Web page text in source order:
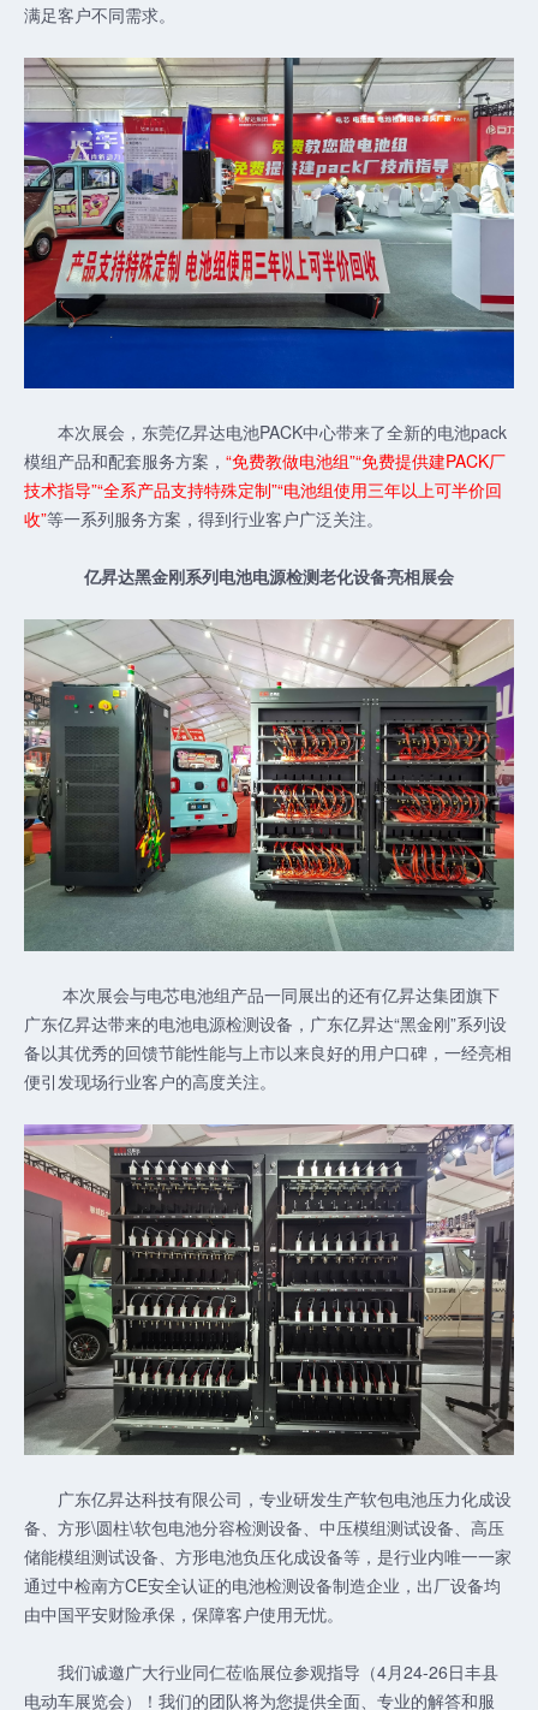
满足客户不同需求。
本次展会，东莞亿昇达电池PACK中心带来了全新的电池pack
模组产品和配套服务方案， “免费教做电池组”“免费提供建PACK厂
技术指导”“全系产品支持特殊定制”“电池组使用三年以上可半价回
收”等一系列服务方案，得到行业客户广泛关注。
亿昇达黑金刚系列电池电源检测老化设备亮相展会
本次展会与电芯电池组产品一同展出的还有亿昇达集团旗下
广东亿昇达带来的电池电源检测设备，广东亿昇达“黑金刚”系列设
备以其优秀的回馈节能性能与上市以来良好的用户口碑，一经亮相
便引发现场行业客户的高度关注。
广东亿昇达科技有限公司，专业研发生产软包电池压力化成设
备、方形\圆柱\软包电池分容检测设备、中压模组测试设备、高压
储能模组测试设备、方形电池负压化成设备等，是行业内唯一一家
通过中检南方CE安全认证的电池检测设备制造企业，出厂设备均
由中国平安财险承保，保障客户使用无忧。
我们诚邀广大行业同仁莅临展位参观指导（4月24-26日丰县
电动车展览会）！我们的团队将为您提供全面、专业的解答和服